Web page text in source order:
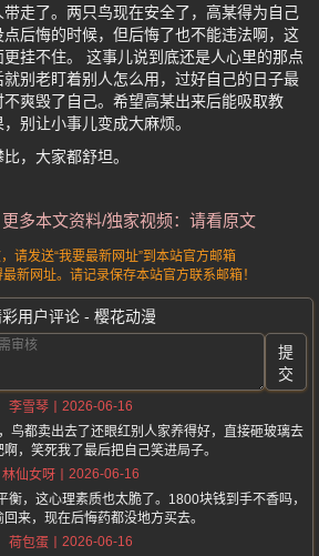
走了。两只鸟现在安全了，高某得为自己
后悔的时候，但后悔了也不能违法啊，这
挂不住。 这事儿说到底还是人心里的那点
别老盯着别人怎么用，过好自己的日子最
爽毁了自己。希望高某出来后能吸取教
别让小事儿变成大麻烦。
，大家都舒坦。
多本文资料/独家视频：请看原文
请发送“我要最新网址”到本站官方邮箱
新网址。请记录保存本站官方联系邮箱！
用户评论 - 樱花动漫
提
交
李雪琴
2026-06-16
鸟都卖出去了还眼红别人家养得好，直接砸玻璃去
，笑死我了最后把自己笑进局子。
林仙女呀
2026-06-16
衡，这心理素质也太脆了。1800块钱到手不香吗，
来，现在后悔药都没地方买去。
荷包蛋
2026-06-16